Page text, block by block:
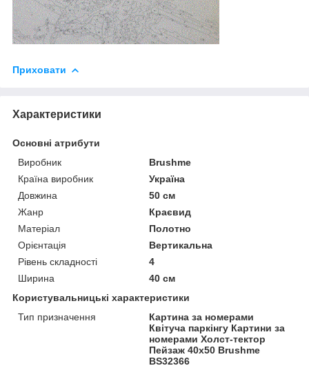
Приховати
Характеристики
Основні атрибути
Виробник
Brushme
Країна виробник
Україна
Довжина
50 см
Жанр
Краєвид
Матеріал
Полотно
Орієнтація
Вертикальна
Рівень складності
4
Ширина
40 см
Користувальницькі характеристики
Тип призначення
Картина за номерами
Квітуча паркінгу Картини за
номерами Холст-тектор
Пейзаж 40х50 Brushme
BS32366